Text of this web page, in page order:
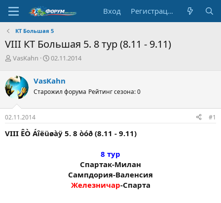
Вход Регистрация
КТ Большая 5
VIII КТ Большая 5. 8 тур (8.11 - 9.11)
А
т
о
р
е
м
VasKahn
Д
а
н
ч
а
02.11.2014
VasKahn
Старожил форума Рейтинг сезона: 0
02.11.2014 #1
VIII ÊÒ Áîëüøàÿ 5. 8 òóð (8.11 - 9.11)
8 тур
Спартак-Милан
Сампдория-Валенсия
Железничар-Спарта​